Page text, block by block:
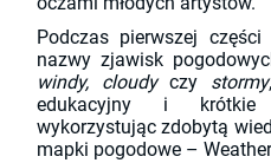
Podczas pierwszej
nazwy zjawisk
windy, cloudyczy stormy
edukacyjny i krótkie
wykorzystując zdobytą
mapki pogodowe –